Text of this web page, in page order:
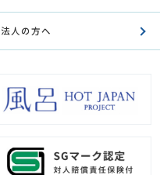
法人の方へ